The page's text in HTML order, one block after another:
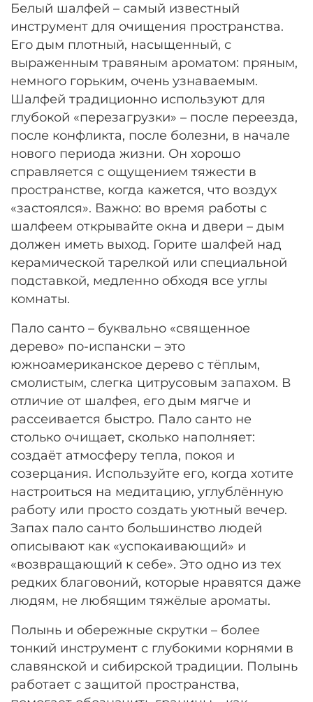
Белый шалфей – самый известный
инструмент для очищения пространства.
Его дым плотный, насыщенный, с
выраженным травяным ароматом: пряным,
немного горьким, очень узнаваемым.
Шалфей традиционно используют для
глубокой «перезагрузки» – после переезда,
после конфликта, после болезни, в начале
нового периода жизни. Он хорошо
справляется с ощущением тяжести в
пространстве, когда кажется, что воздух
«застоялся». Важно: во время работы с
шалфеем открывайте окна и двери – дым
должен иметь выход. Горите шалфей над
керамической тарелкой или специальной
подставкой, медленно обходя все углы
комнаты.
Пало санто – буквально «священное
дерево» по-испански – это
южноамериканское дерево с тёплым,
смолистым, слегка цитрусовым запахом. В
отличие от шалфея, его дым мягче и
рассеивается быстро. Пало санто не
столько очищает, сколько наполняет:
создаёт атмосферу тепла, покоя и
созерцания. Используйте его, когда хотите
настроиться на медитацию, углублённую
работу или просто создать уютный вечер.
Запах пало санто большинство людей
описывают как «успокаивающий» и
«возвращающий к себе». Это одно из тех
редких благовоний, которые нравятся даже
людям, не любящим тяжёлые ароматы.
Полынь и обережные скрутки – более
тонкий инструмент с глубокими корнями в
славянской и сибирской традиции. Полынь
работает с защитой пространства,